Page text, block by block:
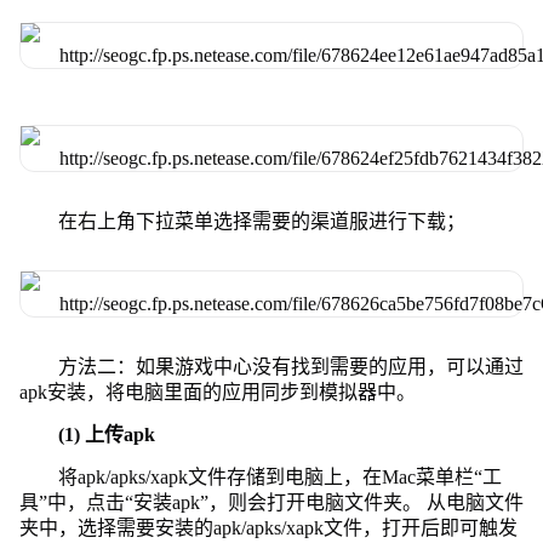
在右上角下拉菜单选择需要的渠道服进行下载；
方法二：如果游戏中心没有找到需要的应用，可以通过
apk安装，将电脑里面的应用同步到模拟器中。
(1) 上传apk
将apk/apks/xapk文件存储到电脑上，在Mac菜单栏“工
具”中，点击“安装apk”，则会打开电脑文件夹。 从电脑文件
夹中，选择需要安装的apk/apks/xapk文件，打开后即可触发